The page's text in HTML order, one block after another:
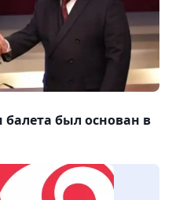
был основан в